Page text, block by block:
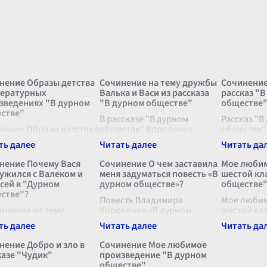
Образы детства
"В дурном
Образы детства в
"В дурном
Литературные
часто
к теме детства,
этот период
человека в самых р
Сочинение на тему дружбы
Валька и Васи из рассказа
"В дурном обществе"
В рассказе "В дурном
обществе" Короленко
изображает две
противоположные семьи и
общественные слои,
которые случаи и
обстоятельства сведут
вместе через дружбу двух
мальчиков, Валька...
рассказ
Рассказ
важным
истинам,
внимание
История за
Почему Вася
с Валеком и
в "Дурном
на тему
Вася подружился с
и Марусей в
обществе"» важно
внимание на
героев и
Сочинение О чем заставила
меня задуматься повесть «В
дурном обществе»?
Повесть Владимира
Короленко «В дурном
обществе» - это
произведение, которое
заставляет задуматься о
многих важных вещах.
Прежде всего, оно
Мое
шестой
обществе"
Мое
шестой
обществе"
юности
Добро и зло в
"Чудик"
Сочинение Мое любимое
произведение "В дурном